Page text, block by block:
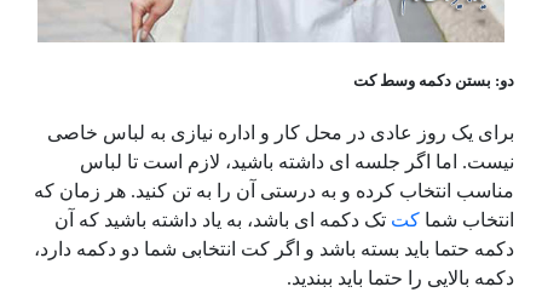
دو: بستن دکمه وسط کت
برای یک روز عادی در محل کار و اداره نیازی به لباس خاصی
نیست. اما اگر جلسه ای داشته باشید، لازم است تا لباس
مناسب انتخاب کرده و به درستی آن را به تن کنید. هر زمان که
انتخاب شما کت تک دکمه ای باشد، به یاد داشته باشید که آن
دکمه حتما باید بسته باشد و اگر کت انتخابی شما دو دکمه دارد،
دکمه بالایی را حتما باید ببندید.